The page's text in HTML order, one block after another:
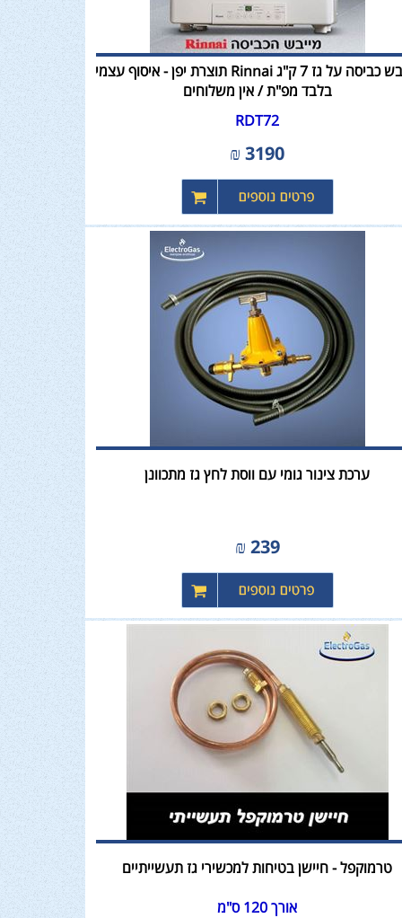
מייבש כביסה על גז 7 ק"ג Rinnai תוצרת יפן - איסוף עצמי
בלבד מפ"ת / אין משלוחים
RDT72
3190
₪
ערכת צינור גומי עם ווסת לחץ גז מתכוונן
239
₪
טרמוקפל - חיישן בטיחות למכשירי גז תעשייתיים
אורך 120 ס"מ